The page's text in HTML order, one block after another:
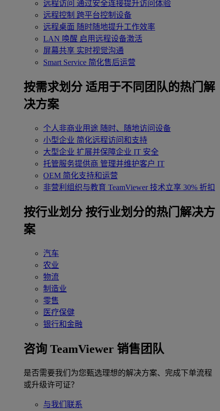
远程访问 通过安全连接提升访问体验
远程控制 跨平台控制设备
远程桌面 随时随地提升工作效率
LAN 唤醒 启用远程设备激活
屏幕共享 实时视觉沟通
Smart Service 简化售后运营
按需求划分 适用于不同团队的热门解
决方案
个人非商业用途 随时、随地访问设备
小型企业 简化远程访问和支持
大型企业 扩展并保障企业 IT 安全
托管服务提供商 管理并维护客户 IT
OEM 简化支持和运营
非营利组织与教育 TeamViewer 技术立享 30% 折扣
‌按行业划分 按行业划分的热门解决方
案
汽车
农业
物流
制造业
零售
医疗保健
银行和金融
咨询 TeamViewer 销售团队
是否需要我们为您甄选理想的解决方案、完成下单流程
或升级许可证？
与我们联系